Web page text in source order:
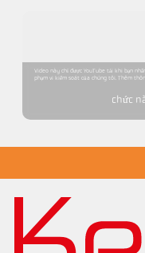
Video này chỉ được YouTube tải khi bạn
phạm vi kiểm soát của chúng tôi. Thêm
chức